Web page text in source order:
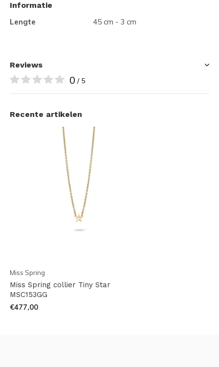
Informatie
Lengte
45 cm - 3 cm
Reviews
0 / 5
Recente artikelen
Miss Spring
Miss Spring collier Tiny Star
MSC153GG
€477,00